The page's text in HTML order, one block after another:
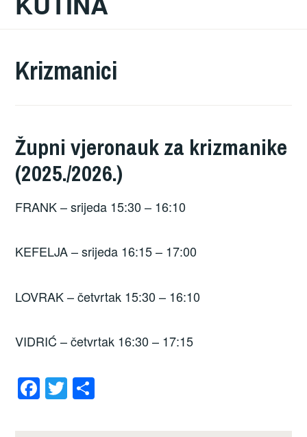
Krizmanici
Župni vjeronauk za krizmanike
(2025./2026.)
FRANK – srijeda 15:30 – 16:10
KEFELJA – srijeda 16:15 – 17:00
LOVRAK – četvrtak 15:30 – 16:10
VIDRIĆ – četvrtak 16:30 – 17:15
F
a
T
wi